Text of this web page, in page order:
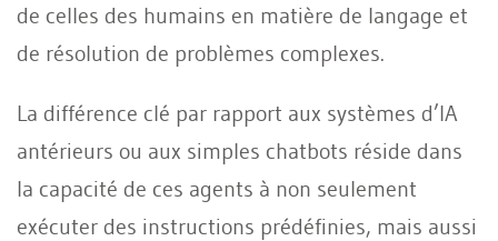
de celles des humains en matière de langage et
de résolution de problèmes complexes.
La différence clé par rapport aux systèmes d’IA
antérieurs ou aux simples chatbots réside dans
la capacité de ces agents à non seulement
exécuter des instructions prédéfinies, mais aussi